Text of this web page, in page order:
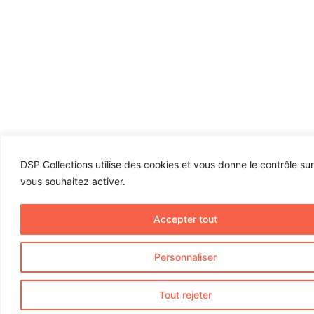
DSP Collections utilise des cookies et vous donne le contrôle
vous souhaitez activer.
Personnaliser
Tout rejeter
Accepter tout